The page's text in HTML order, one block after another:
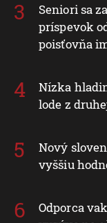
Seniori sa
príspevok
poisťovňa
Nízka
lode z
Nový
vyššiu
Odporca